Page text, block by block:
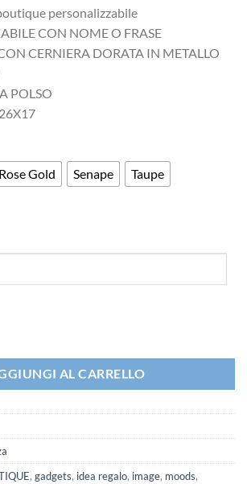
personalizzabile
CON NOME O FRASE
CERNIERA DORATA IN METALLO
POLSO
Rose Gold Senape Taupe
AL CARRELLO
, gadgets, idea regalo, image, moods,